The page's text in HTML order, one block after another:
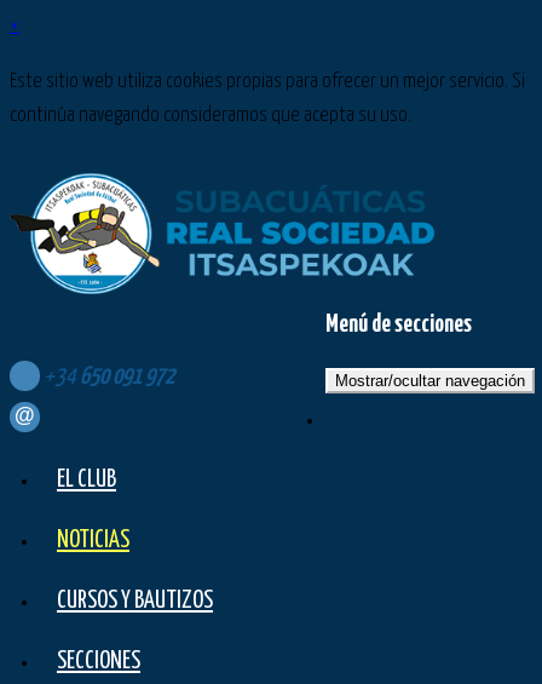
×
Este sitio web utiliza cookies propias para ofrecer un mejor servicio. Si
continúa navegando consideramos que acepta su uso.
+34 650 091 972
contacto@subacuaticasrealsociedad.com
Menú de secciones
Mostrar/ocultar navegación
EL CLUB
NOTICIAS
CURSOS Y BAUTIZOS
SECCIONES